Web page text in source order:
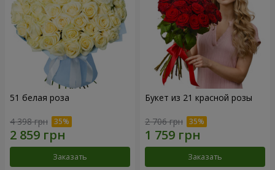
51 белая роза
4 398 грн
Заказать
Букет из 21 красной розы
2 706 грн
Заказать